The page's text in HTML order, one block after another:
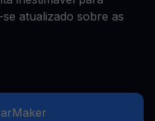
atualizado sobre as
Maker